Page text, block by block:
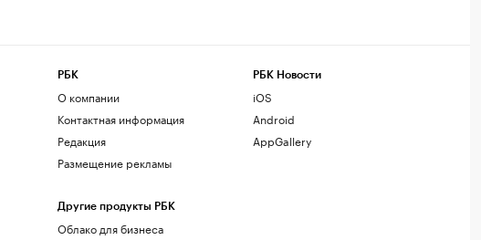
РБК
О компании
Контактная информация
Редакция
Размещение рекламы
Другие продукты РБК
Облако для бизнеса
РБК Новости
iOS
Android
AppGallery